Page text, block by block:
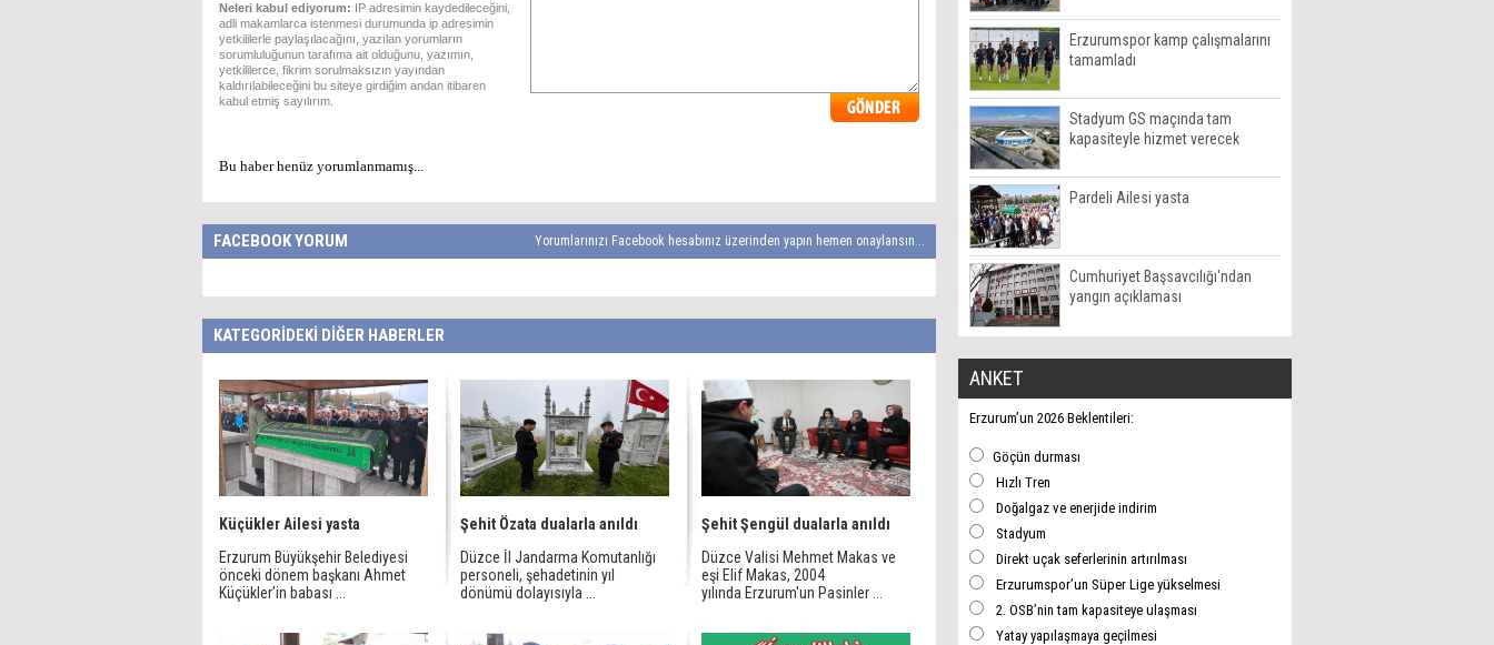
Neleri kabul ediyorum: IP adresimin kaydedileceğini,
adli makamlarca istenmesi durumunda ip adresimin
yetkililerle paylaşılacağını, yazılan yorumların
sorumluluğunun tarafıma ait olduğunu, yazımın,
yetkililerce, fikrim sorulmaksızın yayından
kaldırılabileceğini bu siteye girdiğim andan itibaren
kabul etmiş sayılırım.
Bu haber henüz yorumlanmamış...
FACEBOOK YORUM Yorumlarınızı Facebook hesabınız üzerinden yapın hemen onaylansın...
KATEGORİDEKİ DİĞER HABERLER
Küçükler Ailesi yasta
Erzurum Büyükşehir Belediyesi
önceki dönem başkanı Ahmet
Küçükler’in babası ...
Şehit Özata dualarla anıldı
Düzce İl Jandarma Komutanlığı
personeli, şehadetinin yıl
dönümü dolayısıyla ...
Şehit Şengül dualarla anıldı
Düzce Valisi Mehmet Makas ve
eşi Elif Makas, 2004
yılında Erzurum'un Pasinler ...
Erzurumspor kamp çalışmalarını
tamamladı
Stadyum GS maçında tam
kapasiteyle hizmet verecek
Pardeli Ailesi yasta
Cumhuriyet Başsavcılığı'ndan
yangın açıklaması
ANKET
Erzurum’un 2026 Beklentileri:
Göçün durması
Hızlı Tren
Doğalgaz ve enerjide indirim
Stadyum
Direkt uçak seferlerinin artırılması
Erzurumspor’un Süper Lige yükselmesi
2. OSB’nin tam kapasiteye ulaşması
Yatay yapılaşmaya geçilmesi